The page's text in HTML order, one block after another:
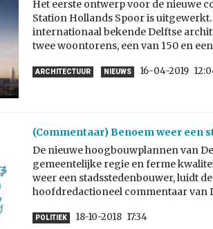
Het eerste ontwerp voor de nieuwe
Station Hollands Spoor is
internationaal bekende Delftse
twee woontorens, een van 150 en
ARCHITECTUUR NIEUWS 16-04-2019
(Commentaar) Benoem weer een
De nieuwe hoogbouwplannen van
gemeentelijke regie en ferme
weer een stadsstedenbouwer, luidt
hoofdredactioneel commentaar van
POLITIEK 18-10-2018 17:34